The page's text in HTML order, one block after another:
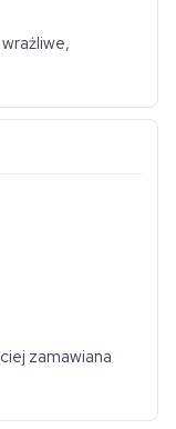
zamawiana